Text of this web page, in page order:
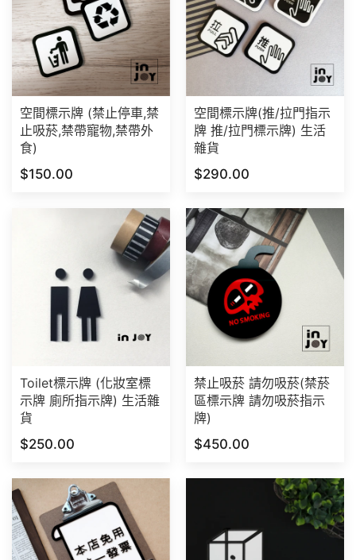
空間標示牌 (禁止停車,禁
止吸菸,禁帶寵物,禁帶外
食)
$150.00
空間標示牌(推/拉門指示
牌 推/拉門標示牌) 生活
雜貨
$290.00
Toilet標示牌 (化妝室標
示牌 廁所指示牌) 生活雜
貨
$250.00
禁止吸菸 請勿吸菸(禁菸
區標示牌 請勿吸菸指示
牌)
$450.00